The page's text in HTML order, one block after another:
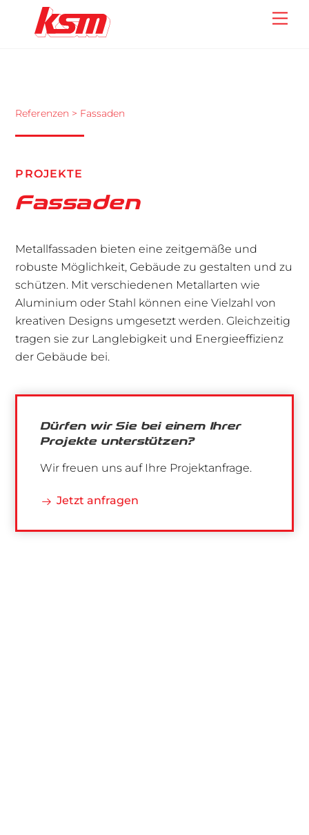
Referenzen > Fassaden
PROJEKTE
Fassaden
Metallfassaden bieten eine zeitgemäße und
robuste Möglichkeit, Gebäude zu gestalten und zu
schützen. Mit verschiedenen Metallarten wie
Aluminium oder Stahl können eine Vielzahl von
kreativen Designs umgesetzt werden. Gleichzeitig
tragen sie zur Langlebigkeit und Energieeffizienz
der Gebäude bei.
Dürfen wir Sie bei einem Ihrer
Projekte unterstützen?
Wir freuen uns auf Ihre Projektanfrage.
Jetzt anfragen